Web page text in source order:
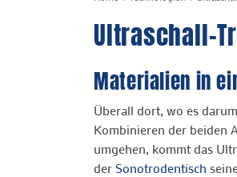
Ultraschall-
Materialien in
Überall dort, wo es
Kombinieren der beiden
umgehen, kommt das
derSonotrodentisch